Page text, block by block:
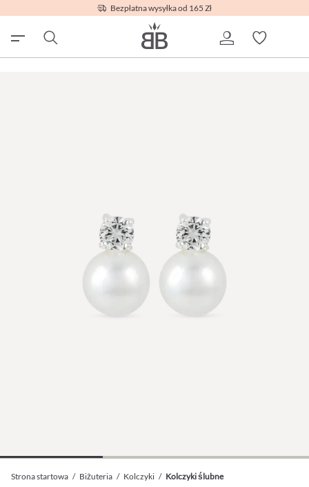
Bezpłatna wysyłka od 165 Zł
Strona startowa / Biżuteria / Kolczyki / Kolczyki ślubne